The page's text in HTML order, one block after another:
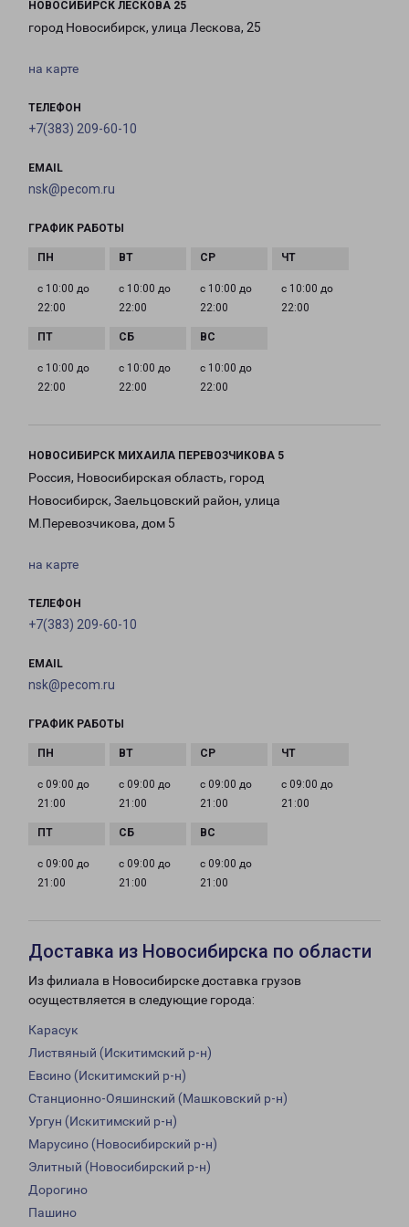
НОВОСИБИРСК ЛЕСКОВА 25
город Новосибирск, улица Лескова, 25
на карте
ТЕЛЕФОН
+7(383) 209-60-10
EMAIL
nsk@pecom.ru
ГРАФИК РАБОТЫ
с 10:00 до
22:00
с 10:00 до
22:00
с 10:00 до
22:00
с 10:00 до
22:00
с 10:00 до
22:00
с 10:00 до
22:00
с 10:00 до
22:00
НОВОСИБИРСК МИХАИЛА ПЕРЕВОЗЧИКОВА 5
Россия, Новосибирская область, город
Новосибирск, Заельцовский район, улица
М.Перевозчикова, дом 5
на карте
ТЕЛЕФОН
+7(383) 209-60-10
EMAIL
nsk@pecom.ru
ГРАФИК РАБОТЫ
с 09:00 до
21:00
с 09:00 до
21:00
с 09:00 до
21:00
с 09:00 до
21:00
с 09:00 до
21:00
с 09:00 до
21:00
с 09:00 до
21:00
Доставка из Новосибирска по области
Из филиала в Новосибирске доставка грузов
осуществляется в следующие города:
Карасук
Листвяный (Искитимский р-н)
Евсино (Искитимский р-н)
Станционно-Ояшинский (Машковский р-н)
Ургун (Искитимский р-н)
Марусино (Новосибирский р-н)
Элитный (Новосибирский р-н)
Дорогино
Пашино